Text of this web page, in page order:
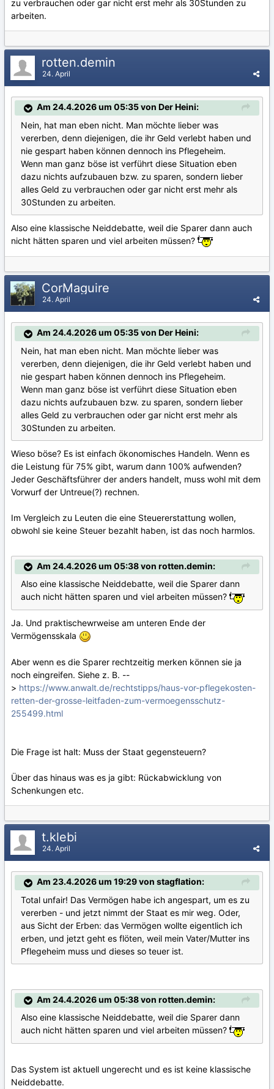
zu verbrauchen oder gar nicht erst mehr als 30Stunden zu
arbeiten.
rotten.demin
24. April
Am 24.4.2026 um 05:35 von Der Heini:
Nein, hat man eben nicht. Man möchte lieber was
vererben, denn diejenigen, die ihr Geld verlebt haben und
nie gespart haben können dennoch ins Pflegeheim.
Wenn man ganz böse ist verführt diese Situation eben
dazu nichts aufzubauen bzw. zu sparen, sondern lieber
alles Geld zu verbrauchen oder gar nicht erst mehr als
30Stunden zu arbeiten.
Also eine klassische Neiddebatte, weil die Sparer dann auch
nicht hätten sparen und viel arbeiten müssen?
CorMaguire
24. April
Am 24.4.2026 um 05:35 von Der Heini:
Nein, hat man eben nicht. Man möchte lieber was
vererben, denn diejenigen, die ihr Geld verlebt haben und
nie gespart haben können dennoch ins Pflegeheim.
Wenn man ganz böse ist verführt diese Situation eben
dazu nichts aufzubauen bzw. zu sparen, sondern lieber
alles Geld zu verbrauchen oder gar nicht erst mehr als
30Stunden zu arbeiten.
Wieso böse? Es ist einfach ökonomisches Handeln. Wenn es
die Leistung für 75% gibt, warum dann 100% aufwenden?
Jeder Geschäftsführer der anders handelt, muss wohl mit dem
Vorwurf der Untreue(?) rechnen.
Im Vergleich zu Leuten die eine Steuererstattung wollen,
obwohl sie keine Steuer bezahlt haben, ist das noch harmlos.
Am 24.4.2026 um 05:38 von rotten.demin:
Also eine klassische Neiddebatte, weil die Sparer dann
auch nicht hätten sparen und viel arbeiten müssen?
Ja. Und praktischewrweise am unteren Ende der
Vermögensskala
Aber wenn es die Sparer rechtzeitig merken können sie ja
noch eingreifen. Siehe z. B. --
> https://www.anwalt.de/rechtstipps/haus-vor-pflegekosten-
retten-der-grosse-leitfaden-zum-vermoegensschutz-
255499.html
Die Frage ist halt: Muss der Staat gegensteuern?
Über das hinaus was es ja gibt: Rückabwicklung von
Schenkungen etc.
t.klebi
24. April
Am 23.4.2026 um 19:29 von stagflation:
Total unfair! Das Vermögen habe ich angespart, um es zu
vererben - und jetzt nimmt der Staat es mir weg. Oder,
aus Sicht der Erben: das Vermögen wollte eigentlich ich
erben, und jetzt geht es flöten, weil mein Vater/Mutter ins
Pflegeheim muss und dieses so teuer ist.
Am 24.4.2026 um 05:38 von rotten.demin:
Also eine klassische Neiddebatte, weil die Sparer dann
auch nicht hätten sparen und viel arbeiten müssen?
Das System ist aktuell ungerecht und es ist keine klassische
Neiddebatte.